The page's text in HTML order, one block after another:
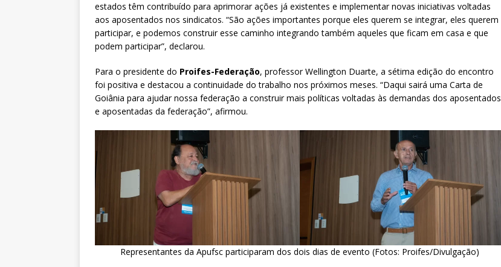
estados têm contribuído para aprimorar ações já existentes e implementar novas iniciativas voltadas
aos aposentados nos sindicatos. “São ações importantes porque eles querem se integrar, eles querem
participar, e podemos construir esse caminho integrando também aqueles que ficam em casa e que
podem participar”, declarou.
Para o presidente do Proifes-Federação, professor Wellington Duarte, a sétima edição do encontro
foi positiva e destacou a continuidade do trabalho nos próximos meses. “Daqui sairá uma Carta de
Goiânia para ajudar nossa federação a construir mais políticas voltadas às demandas dos aposentados
e aposentadas da federação”, afirmou.
Representantes da Apufsc participaram dos dois dias de evento (Fotos: Proifes/Divulgação)